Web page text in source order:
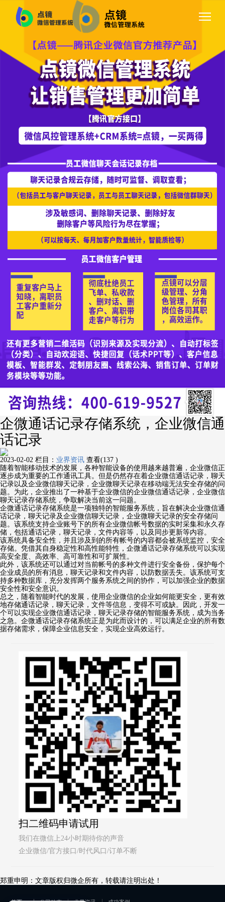
企微通话记录存储系统，企业微信通
话记录
2023-02-02 栏目： 业界资讯 查看(137 )
随着智能移动技术的发展，各种智能设备的使用越来越普遍，企业微信正
逐步成为重要的工作通讯工具。但是仍然存在着企业微信通话记录，聊天
记录以及企业微信聊天记录，企业微聊天记录在移动端无法安全存储的问
题。为此，企业推出了一种基于企业微信的企业微信通话记录，企业微信
聊天记录存储系统，争取解决当前这一问题。
企微通话记录存储系统是一项独特的智能服务系统，旨在解决企业微信通
话记录，聊天记录及企业微信聊天记录，企业微聊天记录的安全存储问
题。该系统支持企业账号下的所有企业微信帐号数据的实时采集和永久存
储，包括通话记录，聊天记录，文件内容等，以及同步更新等内容。
该系统具备安全性，并且涉及到的所有帐号的内容都会被系统监控，安全
存储。凭借其自身稳定性和高性能特性，企微通话记录存储系统可以实现
高安全度、高效率、高可靠性和可扩展性。
此外，该系统还可以通过对当前帐号的多种文件进行安全备份，保护每个
企业成员的所有消息，聊天记录和文件内容，以防数据丢失。该系统可支
持多种数据库，充分发挥两个服务系统之间的协作，可以加强企业的数据
安全性和安全意识。
总之，随着智能时代的发展，使用企业微信的企业如何能更安全，更有效
地存储通话记录，聊天记录，文件等信息，变得不可或缺。因此，开发一
个可以实现企业微信通话记录，聊天记录存储的智能服务系统，成为当务
之急。企微通话记录存储系统正是为此而设计的，可以满足企业的所有数
据存储需求，保障企业信息安全，实现企业高效运行。
扫二维码申请试用
我们在微信上24小时期待你的声音
企业微信/官方接口/时代风口/订单不断
郑重申明：文章版权归微企所有，转载请注明出处！